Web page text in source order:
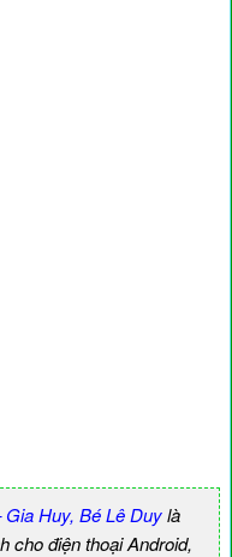
Huy, Bé Lê Duylà
cho điện thoại Android,